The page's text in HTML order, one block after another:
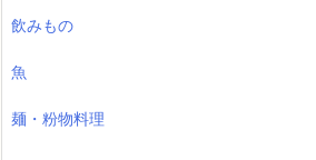
飲みもの
魚
麺・粉物料理